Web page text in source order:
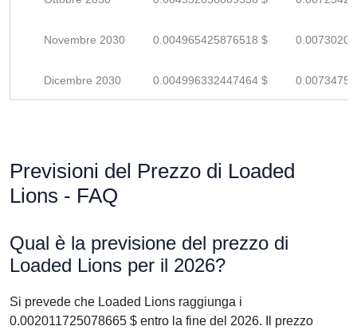
Novembre 2030 0.004965425876518 $
Dicembre 2030 0.004996332447464 $
Previsioni del Prezzo di Loaded
Lions - FAQ
Qual è la previsione del prezzo di
Loaded Lions per il 2026?
Si prevede che Loaded Lions raggiunga i
0.002011725078665 $ entro la fine del 2026. Il prezzo